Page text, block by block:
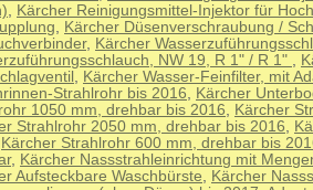
, Kärcher Reinigungsmittel-Injektor für
, Kärcher Düsenverschraubung /
, Kärcher
NW 19, R 1" / R 1" ,
, Kärcher Wasser-Feinfilter, mit
Strahlrohr bis 2016, Kärcher
1050 mm, drehbar bis 2016, Kärcher
Strahlrohr 2050 mm, drehbar bis 2016,
Kärcher Strahlrohr 600 mm, drehbar bis
, Kärcher Nassstrahleinrichtung mit
Aufsteckbare Waschbürste, Kärcher